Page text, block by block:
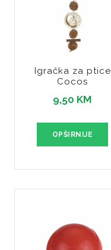
Igračka za ptice
Cocos
9,50 KM
OPŠIRNIJE